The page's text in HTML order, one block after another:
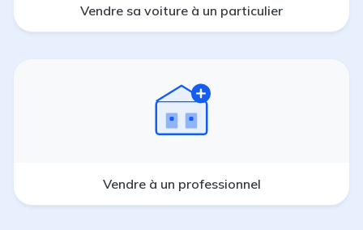
Vendre sa voiture à un particulier
Vendre à un professionnel